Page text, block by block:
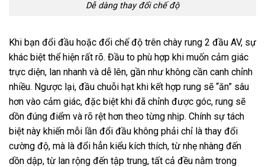
Dễ dàng thay đổi chế độ
Khi bạn đổi đầu hoặc đổi chế độ trên chày rung 2 đầu AV, sự
khác biệt thể hiện rất rõ. Đầu to phù hợp khi muốn cảm giác
trực diện, lan nhanh và dễ lên, gần như không cần canh chỉnh
nhiều. Ngược lại, đầu chuỗi hạt khi kết hợp rung sẽ “ăn” sâu
hơn vào cảm giác, đặc biệt khi đã chỉnh được góc, rung sẽ
dồn đúng điểm và rõ rệt hơn theo từng nhịp. Chính sự tách
biệt này khiến mỗi lần đổi đầu không phải chỉ là thay đổi
cường độ, mà là đổi hẳn kiểu kích thích, từ nhẹ nhàng đến
dồn dập, từ lan rộng đến tập trung, tất cả đều nằm trong